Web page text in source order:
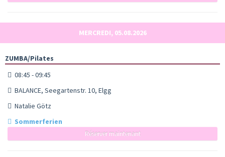
MERCREDI, 05.08.2026
ZUMBA/Pilates
08:45 - 09:45
BALANCE, Seegartenstr. 10, Elgg
Natalie Götz
Sommerferien
Réserver maintenant